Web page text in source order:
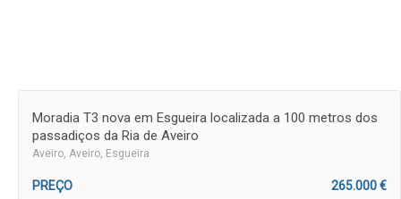
Moradia T3 nova em Esgueira localizada a 100 metros dos
passadiços da Ria de Aveiro
Aveiro , Aveiro, Esgueira
PREÇO 265.000 €